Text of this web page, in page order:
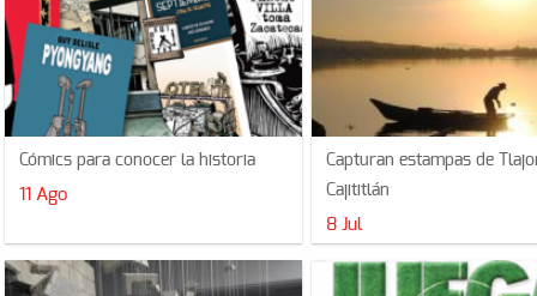
Cómics para conocer la historia
11 Ago
Capturan estampas de
Cajititlán
8 Jul